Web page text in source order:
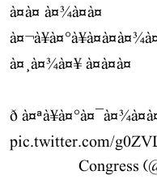
à¤à¤ à¤¾à¤à¤
à¤¸à¤¾à¤¥ à¤à¤à¤
ð
pic.twitter.com/